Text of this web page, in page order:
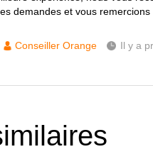
demandes et vous remercions
Conseiller Orange Il y a